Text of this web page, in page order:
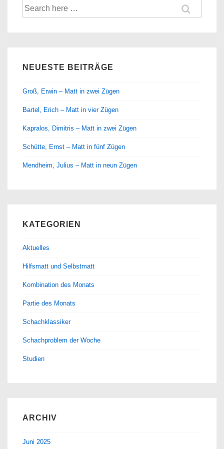
Suche
nach:
NEUESTE BEITRÄGE
Groß, Erwin – Matt in zwei Zügen
Bartel, Erich – Matt in vier Zügen
Kapralos, Dimitris – Matt in zwei Zügen
Schütte, Ernst – Matt in fünf Zügen
Mendheim, Julius – Matt in neun Zügen
KATEGORIEN
Aktuelles
Hilfsmatt und Selbstmatt
Kombination des Monats
Partie des Monats
Schachklassiker
Schachproblem der Woche
Studien
ARCHIV
Juni 2025